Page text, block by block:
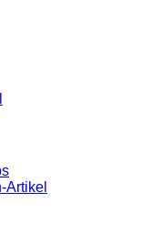
Artikel